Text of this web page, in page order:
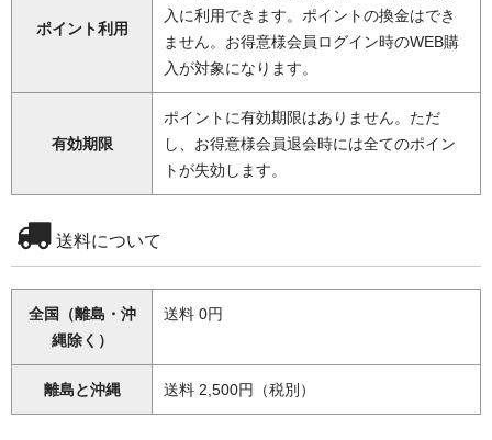
ポイント利用
入に利用できます。ポイントの換金はでき
ません。お得意様会員ログイン時のWEB購
入が対象になります。
有効期限
ポイントに有効期限はありません。ただ
し、お得意様会員退会時には全てのポイン
トが失効します。
送料について
全国（離島・沖
縄除く）
送料 0円
離島と沖縄 送料 2,500円（税別）